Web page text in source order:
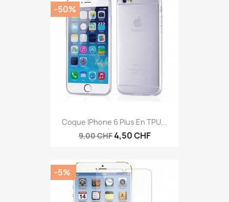
Coque IPhone 6 Plus En TPU...
9,00 CHF4,50 CHF
-50%
-5%